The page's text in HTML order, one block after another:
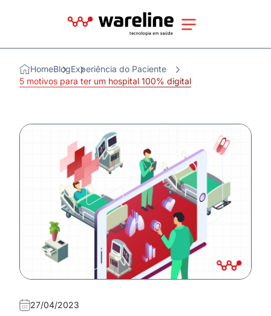
HomeBlogExperiência do Paciente
5 motivos para ter um hospital 100% digital
27/04/2023